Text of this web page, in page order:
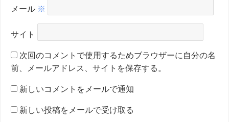
メール ※
サイト
次回のコメントで使用するためブラウザーに自分の名
前、メールアドレス、サイトを保存する。
新しいコメントをメールで通知
新しい投稿をメールで受け取る